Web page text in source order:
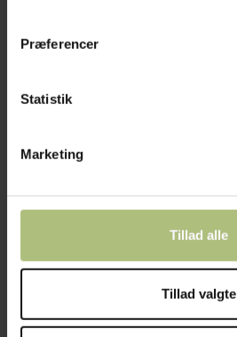
Præferencer
Statistik
Marketing
Tillad alle
Tillad valgte
Tilbehør Erhverv